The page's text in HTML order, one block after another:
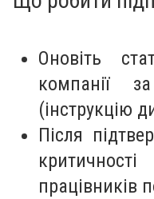
Оновіть
компанії
(інструкцію
Після
працівників